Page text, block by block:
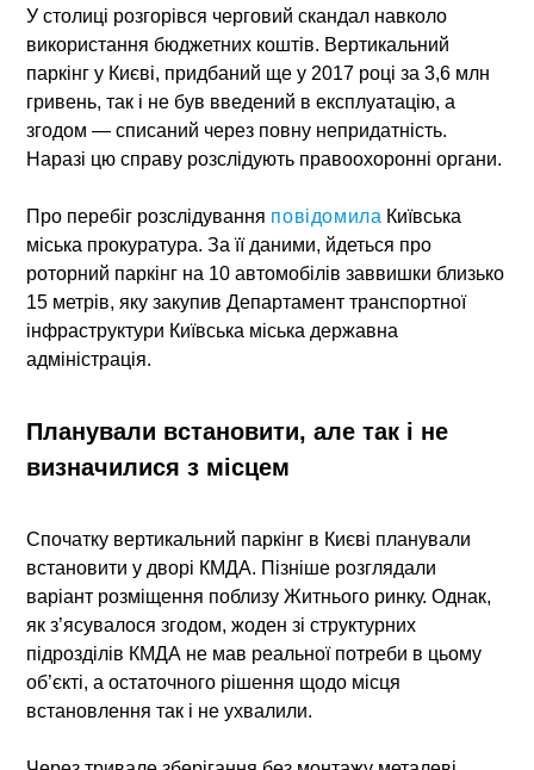
У столиці розгорівся черговий скандал навколо
використання бюджетних коштів. Вертикальний
паркінг у Києві, придбаний ще у 2017 році за 3,6 млн
гривень, так і не був введений в експлуатацію, а
згодом — списаний через повну непридатність.
Наразі цю справу розслідують правоохоронні органи.
Про перебіг розслідування повідомила Київська
міська прокуратура. За її даними, йдеться про
роторний паркінг на 10 автомобілів заввишки близько
15 метрів, яку закупив Департамент транспортної
інфраструктури Київська міська державна
адміністрація.
Планували встановити, але так і не
визначилися з місцем
Спочатку вертикальний паркінг в Києві планували
встановити у дворі КМДА. Пізніше розглядали
варіант розміщення поблизу Житнього ринку. Однак,
як з’ясувалося згодом, жоден зі структурних
підрозділів КМДА не мав реальної потреби в цьому
об’єкті, а остаточного рішення щодо місця
встановлення так і не ухвалили.